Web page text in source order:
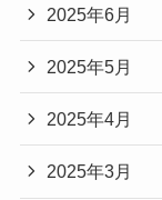
2025年6月
2025年5月
2025年4月
2025年3月